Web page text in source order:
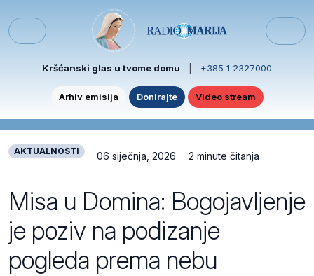
Menu
Kršćanski glas u tvome domu +385 1 2327000
Arhiv emisija Donirajte Video stream
AKTUALNOSTI 06 siječnja, 2026 2 minute čitanja
Misa u Domina: Bogojavljenje
je poziv na podizanje
pogleda prema nebu